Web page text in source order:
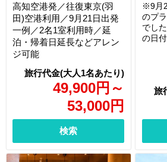
49,900円 ～
53,000円
高知空港発／往復東京(羽
田)空港利用／9月21日出発
一例／2名1室利用時／延
泊・帰着日延長などアレン
ジ可能
検索
※9月
のプ
でし
の日